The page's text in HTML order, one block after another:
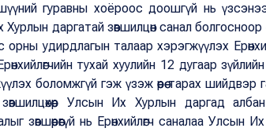
гуравны хоёроос доошгүй нь
даргатай зөвшилцөн санал болгосноор
удирдлагын талаар хэрэгжүүлэх
тухай хуулийн 12 дугаар
боломжгүй гэж үзэж өөрөө тарах шийдвэр
Улсын Их Хурлын даргад
нь Ерөнхийлөгч саналаа Улсын